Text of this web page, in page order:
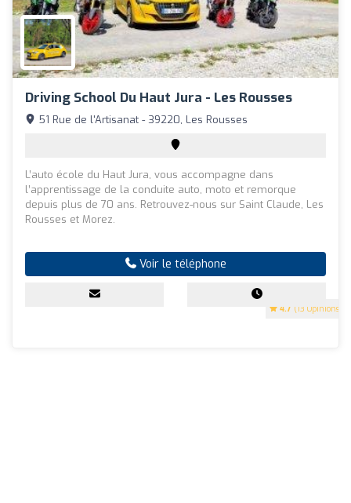
Driving School Du Haut Jura - Les Rousses
4.7 (13 Opinions)
51 Rue de l'Artisanat - 39220, Les Rousses
L’auto école du Haut Jura, vous accompagne dans
l’apprentissage de la conduite auto, moto et remorque
depuis plus de 70 ans. Retrouvez-nous sur Saint Claude, Les
Rousses et Morez.
Voir le téléphone